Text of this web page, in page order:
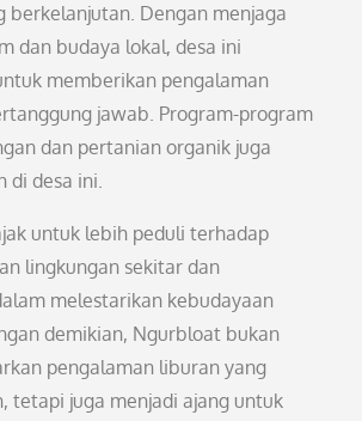
berkelanjutan. Dengan menjaga
dan budaya lokal, desa ini
memberikan pengalaman
jawab. Program-program
dan pertanian organik juga
di desa ini.
untuk lebih peduli terhadap
lingkungan sekitar dan
melestarikan kebudayaan
demikian, Ngurbloat bukan
pengalaman liburan yang
tetapi juga menjadi ajang untuk